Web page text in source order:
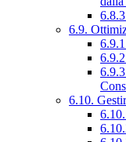
6.9.
6.10.